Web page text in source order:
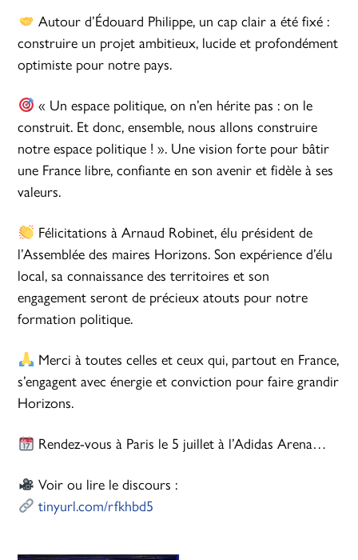
Autour d’Édouard Philippe, un cap clair a été fixé :
construire un projet ambitieux, lucide et profondément
optimiste pour notre pays.
« Un espace politique, on n’en hérite pas : on le
construit. Et donc, ensemble, nous allons construire
notre espace politique ! ». Une vision forte pour bâtir
une France libre, confiante en son avenir et fidèle à ses
valeurs.
Félicitations à Arnaud Robinet, élu président de
l’Assemblée des maires Horizons. Son expérience d’élu
local, sa connaissance des territoires et son
engagement seront de précieux atouts pour notre
formation politique.
Merci à toutes celles et ceux qui, partout en France,
s’engagent avec énergie et conviction pour faire grandir
Horizons.
Rendez-vous à Paris le 5 juillet à l’Adidas Arena…
Voir ou lire le discours :
tinyurl.com/rfkhbd5